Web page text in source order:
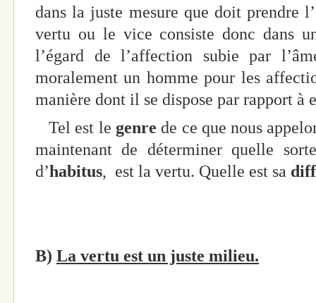
dans la juste mesure que doit prendre
vertu ou le vice consiste donc dans
l’égard de l’affection subie par
moralement un homme pour les
manière dont il se dispose par rapport à
Tel est le genre de ce que nous
maintenant de déterminer quelle
d’habitus, est la vertu. Quelle est sa
B) La vertu est un juste milieu.